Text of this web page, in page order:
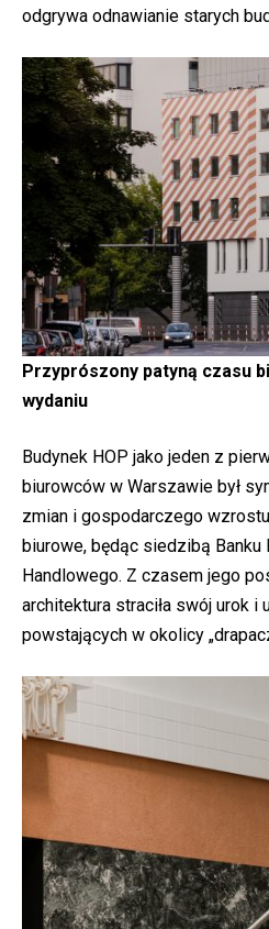
odgrywa odnawianie starych
Przyprószony patyną czasu
wydaniu
Budynek HOP jako jeden z
biurowców w Warszawie był
zmian i gospodarczego
biurowe, będąc siedzibą Banku
Handlowego. Z czasem jego
architektura straciła swój urok i
powstających w okolicy